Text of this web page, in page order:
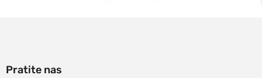
Pratite nas